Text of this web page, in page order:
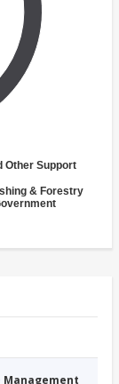
Other Support
& Forestry
Management